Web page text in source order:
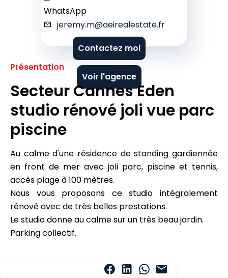
WhatsApp
jeremy.m@aeirealestate.fr
Contactez moi
Voir l'agence
Présentation
Secteur Cannes Eden
studio rénové joli vue parc
piscine
Au calme d'une résidence de standing gardiennée
en front de mer avec joli parc, piscine et tennis,
accès plage à 100 mètres.
Nous vous proposons ce studio intégralement
rénové avec de très belles prestations.
Le studio donne au calme sur un très beau jardin.
Parking collectif.